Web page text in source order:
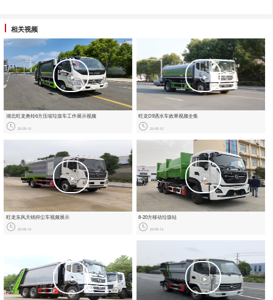
相关视频
湖北旺龙奥铃6方压缩垃圾车工作展示视频
23-05-12
旺龙D9洒水车效果视频全集
23-05-12
旺龙东风天锦抑尘车视频展示
23-05-12
8-20方移动垃圾站
23-05-12